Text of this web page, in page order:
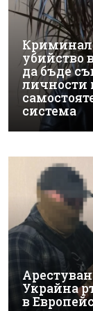
убийство
да бъде
личности
система
Украйна
в